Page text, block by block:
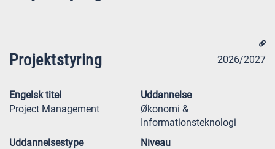
Projektstyring 2026/2027
Engelsk titel
Project Management
Uddannelse
Økonomi &
Informationsteknologi
Uddannelsestype
Niveau